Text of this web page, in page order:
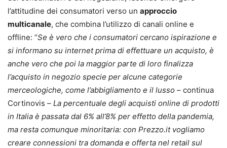
l’attitudine dei consumatori verso un approccio
multicanale, che combina l’utilizzo di canali online e
offline: “Se è vero che i consumatori cercano ispirazione e
si informano su internet prima di effettuare un acquisto, è
anche vero che poi la maggior parte di loro finalizza
l’acquisto in negozio specie per alcune categorie
merceologiche, come l’abbigliamento e il lusso – continua
Cortinovis – La percentuale degli acquisti online di prodotti
in Italia è passata dal 6% all’8% per effetto della pandemia,
ma resta comunque minoritaria: con Prezzo.it vogliamo
creare connessioni tra domanda e offerta nel retail sul